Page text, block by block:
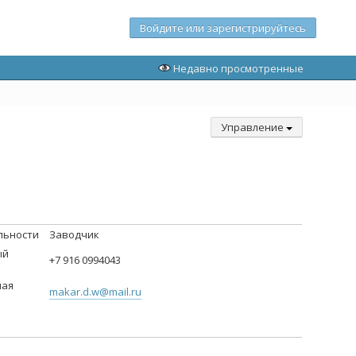
Войдите или зарегистрируйтесь
Недавно просмотренные
Управление
Заводчик
+7 916 0994043
makar.d.w@mail.ru